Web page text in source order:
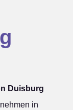
Duisburg
in